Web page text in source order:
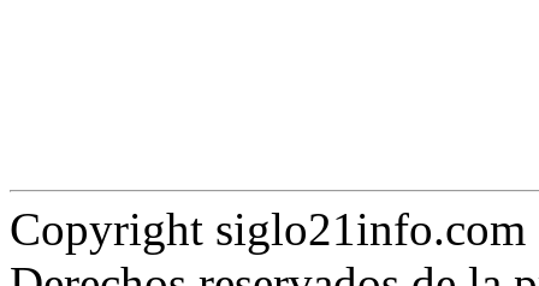
Copyright